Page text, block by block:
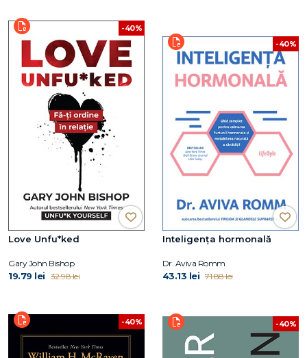
-40%
Love Unfu*ked
Gary John Bishop
19.79 lei 32.98 lei
-40%
Inteligența hormonală
Dr. Aviva Romm
43.13 lei 71.88 lei
-40% -40%